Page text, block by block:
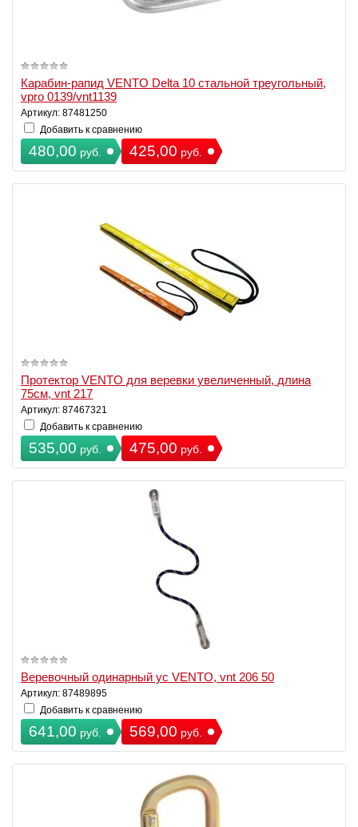
Карабин-рапид VENTO Delta 10 стальной треугольный,
vpro 0139/vnt1139
Артикул: 87481250
Добавить к сравнению
480,00 руб. 425,00 руб.
Протектор VENTO для веревки увеличенный, длина
75см, vnt 217
Артикул: 87467321
Добавить к сравнению
535,00 руб. 475,00 руб.
Веревочный одинарный ус VENTO, vnt 206 50
Артикул: 87489895
Добавить к сравнению
641,00 руб. 569,00 руб.